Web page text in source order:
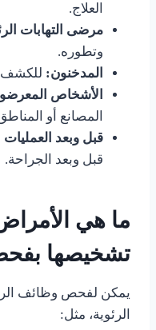
العلاج.
مرضى التهابات
وتطوره.
المدخنون: للكشف
الأشخاص
المصانع أو
قبل وبعد العمليات
قبل وبعد الجراحة.
ما هي
تشخيصها
يمكن لفحص وظائف
الرئوية، مثل: